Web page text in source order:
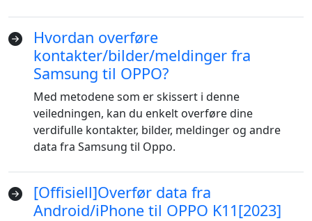
Hvordan overføre
kontakter/bilder/meldinger fra
Samsung til OPPO?
Med metodene som er skissert i denne
veiledningen, kan du enkelt overføre dine
verdifulle kontakter, bilder, meldinger og andre
data fra Samsung til Oppo.
[Offisiell]Overfør data fra
Android/iPhone til OPPO K11[2023]
Deutsche
Français
Norsk
Suomalainen
Svenska
Dansk
Ελληνικά
Türk
русский
हिंदी
தமிழ்
Bahasa Melayu
ไทย
Română
Polskie
қазақ
Gaeilge
繁體中文